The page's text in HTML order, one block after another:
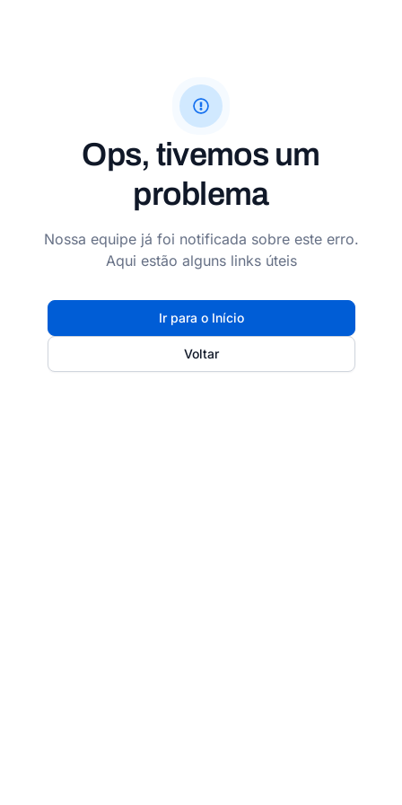
Ops, tivemos um
problema
Nossa equipe já foi notificada sobre este erro.
Aqui estão alguns links úteis
Ir para o Início
Voltar